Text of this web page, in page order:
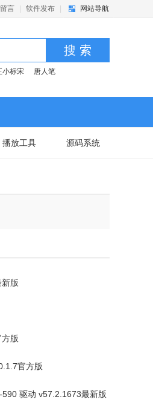
言 软件发布 网站导航
搜 索
小标宋 唐人笔
播放工具 源码系统
版
版
官方版
驱动 v57.2.1673最新版